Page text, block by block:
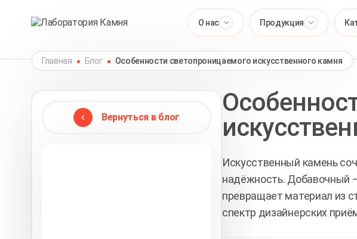
О нас Продукция
Главная Блог Особенности светопроницаемого искусственного камня
Вернуться в блог
Искусственный камень
надёжность. Добавочный
превращает материал из
спектр дизайнерских